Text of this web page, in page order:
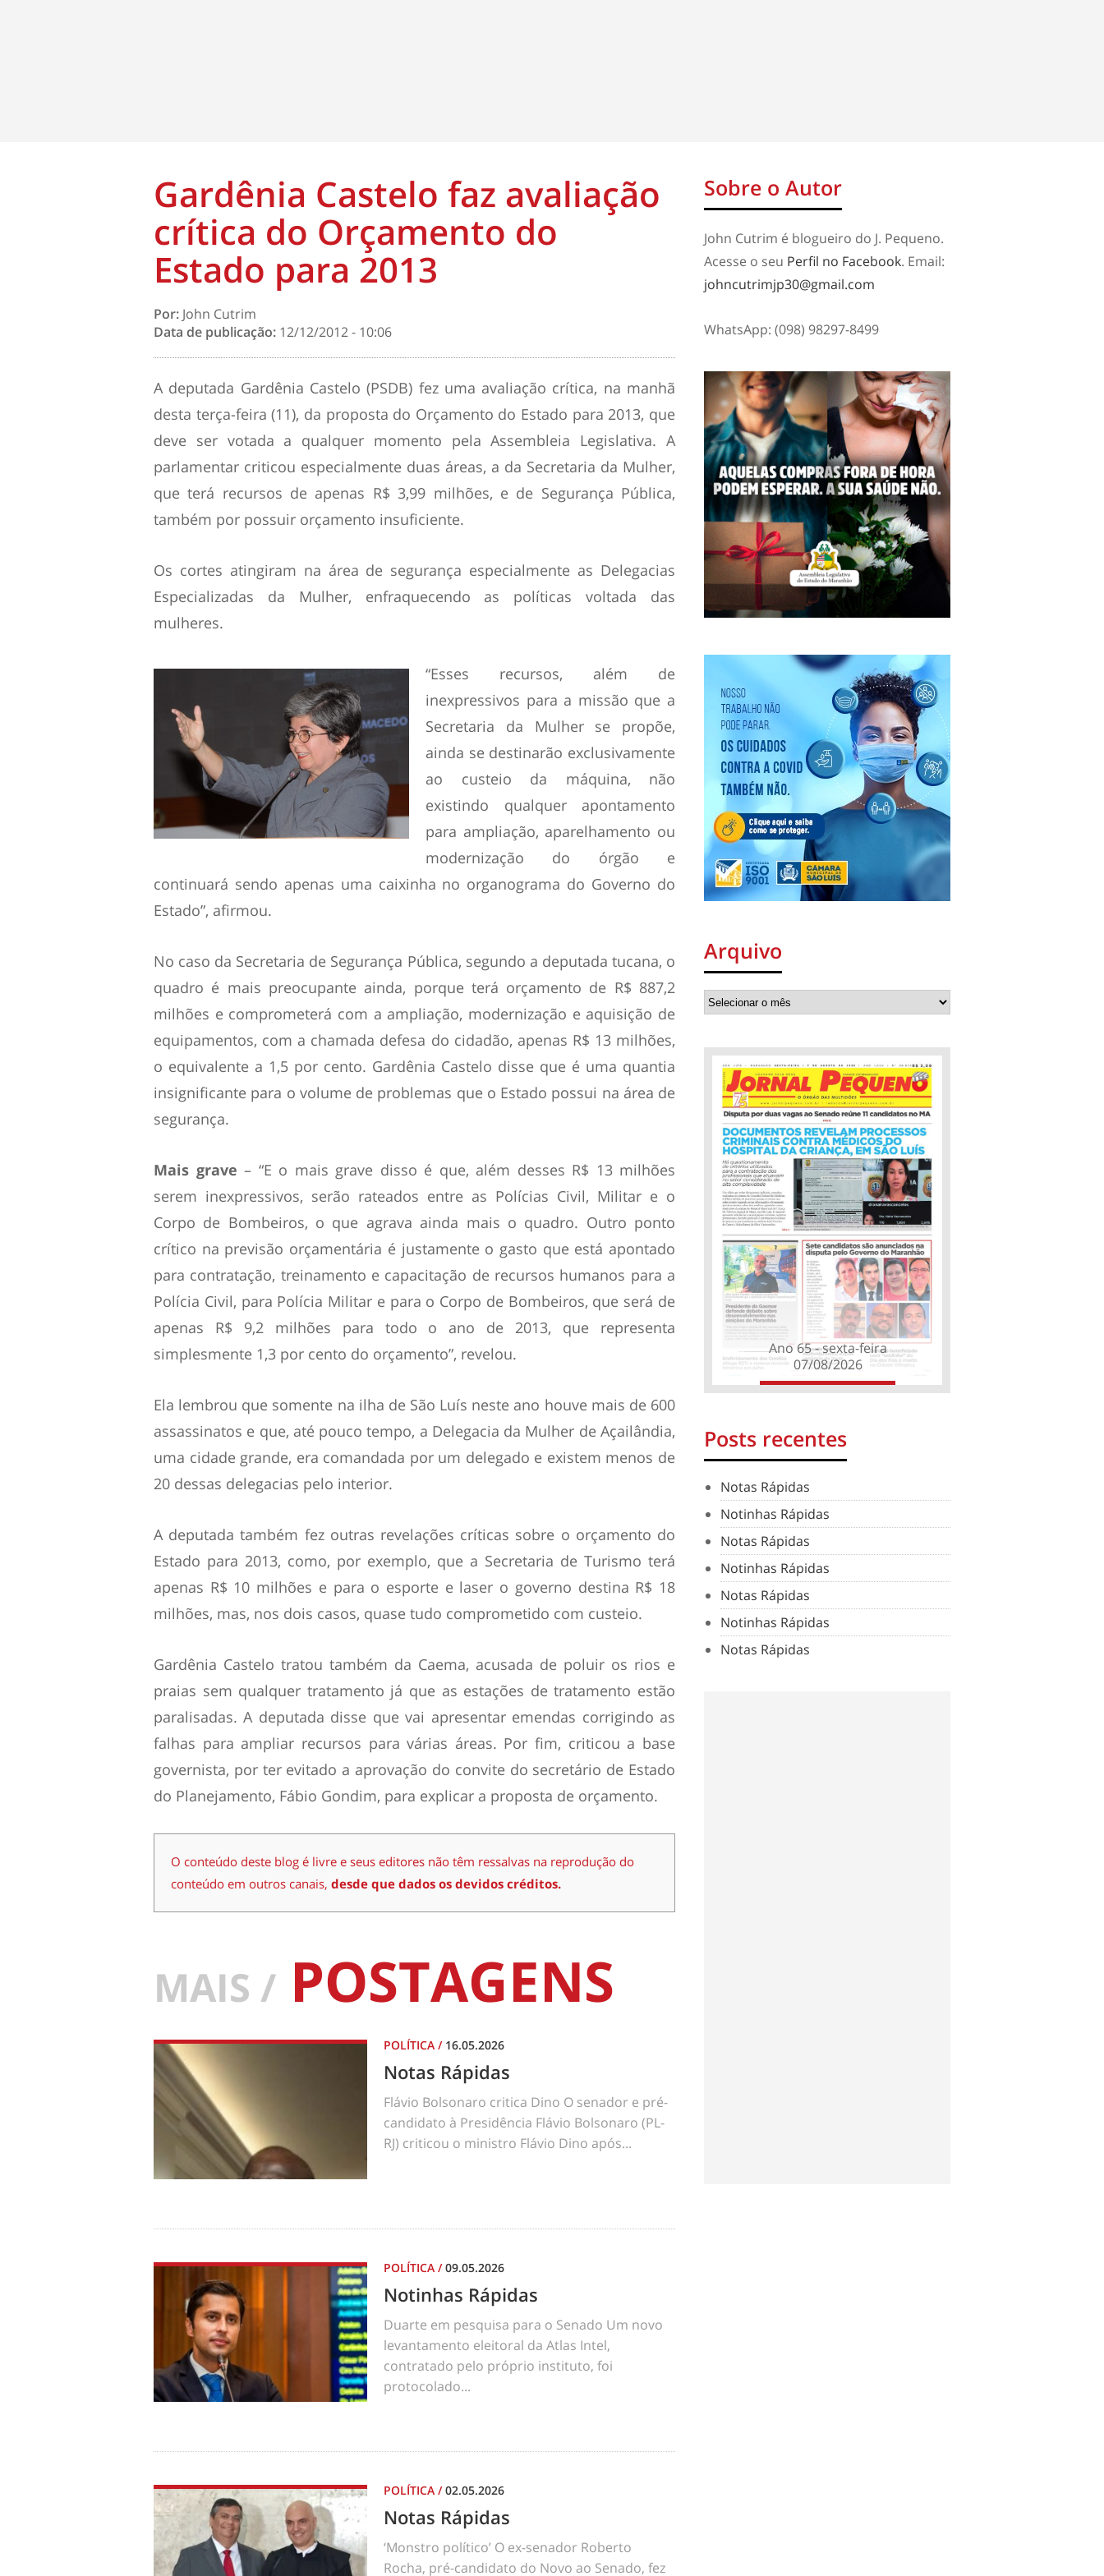
Gardênia Castelo faz avaliação
crítica do Orçamento do
Estado para 2013
Por: John Cutrim
Data de publicação: 12/12/2012 - 10:06
A deputada Gardênia Castelo (PSDB) fez uma avaliação crítica, na manhã
desta terça-feira (11), da proposta do Orçamento do Estado para 2013, que
deve ser votada a qualquer momento pela Assembleia Legislativa. A
parlamentar criticou especialmente duas áreas, a da Secretaria da Mulher,
que terá recursos de apenas R$ 3,99 milhões, e de Segurança Pública,
também por possuir orçamento insuficiente.
Os cortes atingiram na área de segurança especialmente as Delegacias
Especializadas da Mulher, enfraquecendo as políticas voltada das
mulheres.
“Esses recursos, além de
inexpressivos para a missão que a
Secretaria da Mulher se propõe,
ainda se destinarão exclusivamente
ao custeio da máquina, não
existindo qualquer apontamento
para ampliação, aparelhamento ou
modernização do órgão e
continuará sendo apenas uma caixinha no organograma do Governo do
Estado”, afirmou.
No caso da Secretaria de Segurança Pública, segundo a deputada tucana, o
quadro é mais preocupante ainda, porque terá orçamento de R$ 887,2
milhões e comprometerá com a ampliação, modernização e aquisição de
equipamentos, com a chamada defesa do cidadão, apenas R$ 13 milhões,
o equivalente a 1,5 por cento. Gardênia Castelo disse que é uma quantia
insignificante para o volume de problemas que o Estado possui na área de
segurança.
Mais grave – “E o mais grave disso é que, além desses R$ 13 milhões
serem inexpressivos, serão rateados entre as Polícias Civil, Militar e o
Corpo de Bombeiros, o que agrava ainda mais o quadro. Outro ponto
crítico na previsão orçamentária é justamente o gasto que está apontado
para contratação, treinamento e capacitação de recursos humanos para a
Polícia Civil, para Polícia Militar e para o Corpo de Bombeiros, que será de
apenas R$ 9,2 milhões para todo o ano de 2013, que representa
simplesmente 1,3 por cento do orçamento”, revelou.
Ela lembrou que somente na ilha de São Luís neste ano houve mais de 600
assassinatos e que, até pouco tempo, a Delegacia da Mulher de Açailândia,
uma cidade grande, era comandada por um delegado e existem menos de
20 dessas delegacias pelo interior.
A deputada também fez outras revelações críticas sobre o orçamento do
Estado para 2013, como, por exemplo, que a Secretaria de Turismo terá
apenas R$ 10 milhões e para o esporte e laser o governo destina R$ 18
milhões, mas, nos dois casos, quase tudo comprometido com custeio.
Gardênia Castelo tratou também da Caema, acusada de poluir os rios e
praias sem qualquer tratamento já que as estações de tratamento estão
paralisadas. A deputada disse que vai apresentar emendas corrigindo as
falhas para ampliar recursos para várias áreas. Por fim, criticou a base
governista, por ter evitado a aprovação do convite do secretário de Estado
do Planejamento, Fábio Gondim, para explicar a proposta de orçamento.
O conteúdo deste blog é livre e seus editores não têm ressalvas na reprodução do
conteúdo em outros canais, desde que dados os devidos créditos.
MAIS / POSTAGENS
POLÍTICA / 16.05.2026
Notas Rápidas
Flávio Bolsonaro critica Dino O senador e pré-
candidato à Presidência Flávio Bolsonaro (PL-
RJ) criticou o ministro Flávio Dino após...
POLÍTICA /09.05.2026
Notinhas Rápidas
Duarte em pesquisa para o Senado Um novo
levantamento eleitoral da Atlas Intel,
contratado pelo próprio instituto, foi
protocolado...
POLÍTICA /02.05.2026
Notas Rápidas
‘Monstro político’ O ex-senador Roberto
Rocha, pré-candidato do Novo ao Senado, fez
Sobre o Autor
John Cutrim é blogueiro do J. Pequeno.
Acesse o seu Perfil no Facebook. Email:
johncutrimjp30@gmail.com
WhatsApp: (098) 98297-8499
Arquivo
Ano 65 - sexta-feira
07/08/2026
Posts recentes
Notas Rápidas
Notinhas Rápidas
Notas Rápidas
Notinhas Rápidas
Notas Rápidas
Notinhas Rápidas
Notas Rápidas